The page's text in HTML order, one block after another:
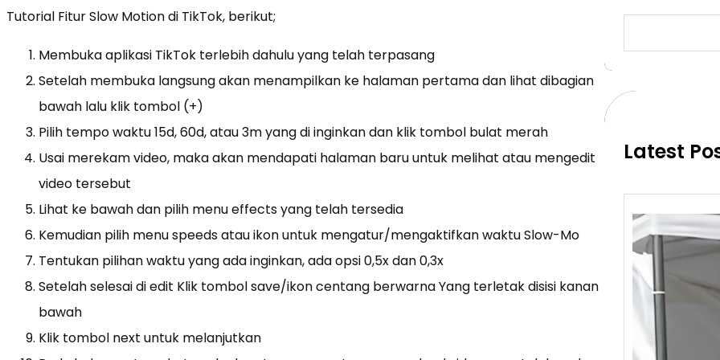
Tutorial Fitur Slow Motion di TikTok, berikut;
Membuka aplikasi TikTok terlebih dahulu yang telah terpasang
Setelah membuka langsung akan menampilkan ke halaman pertama dan lihat dibagian
bawah lalu klik tombol (+)
Pilih tempo waktu 15d, 60d, atau 3m yang di inginkan dan klik tombol bulat merah
Usai merekam video, maka akan mendapati halaman baru untuk melihat atau mengedit
video tersebut
Lihat ke bawah dan pilih menu effects yang telah tersedia
Kemudian pilih menu speeds atau ikon untuk mengatur/mengaktifkan waktu Slow-Mo
Tentukan pilihan waktu yang ada inginkan, ada opsi 0,5x dan 0,3x
Setelah selesai di edit Klik tombol save/ikon centang berwarna Yang terletak disisi kanan
bawah
Klik tombol next untuk melanjutkan
a
c
Latest